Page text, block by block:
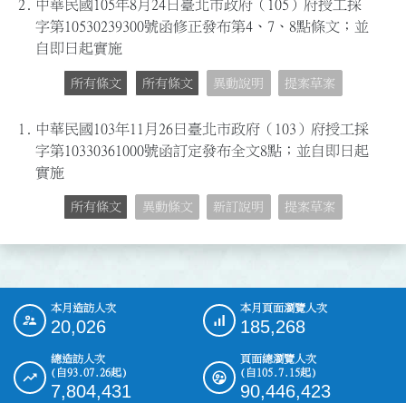
2. 中華民國105年8月24日臺北市政府（105）府授工採
字第10530239300號函修正發布第4、7、8點條文；並
自即日起實施
所有條文 所有條文 異動說明 提案草案
1.
中華民國103年11月26日臺北市政府（103）府授工採
字第10330361000號函訂定發布全文8點；並自即日起
實施
所有條文 異動條文 新訂說明 提案草案
::: 本月造訪人次
20,026
本月頁面瀏覽人次
185,268
總造訪人次
(自93.07.26起)
7,804,431
頁面總瀏覽人次
(自105.7.15起)
90,446,423